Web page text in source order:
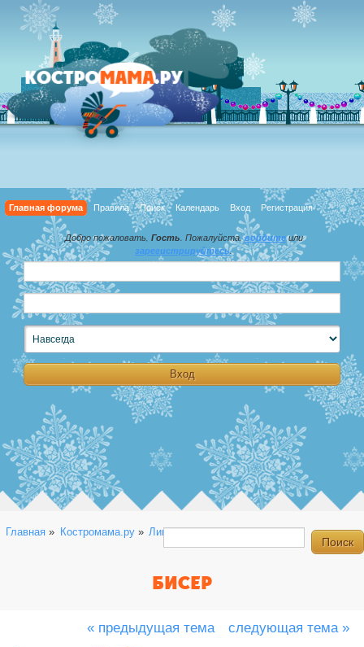
Главная форума Правила Поиск Календарь Вход Регистрация
Добро пожаловать, Гость . Пожалуйста,войдитеили
зарегистрируйтесь.
Главная » Костромама.ру» Линейка» Разное» Бисер
БИСЕР
« предыдущая тема
следующая тема »